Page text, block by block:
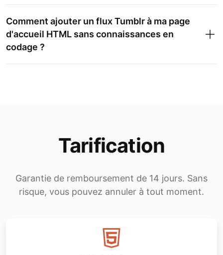
Comment ajouter un flux Tumblr à ma page
d'accueil HTML sans connaissances en
codage ?
Tarification
Garantie de remboursement de 14 jours. Sans
risque, vous pouvez annuler à tout moment.